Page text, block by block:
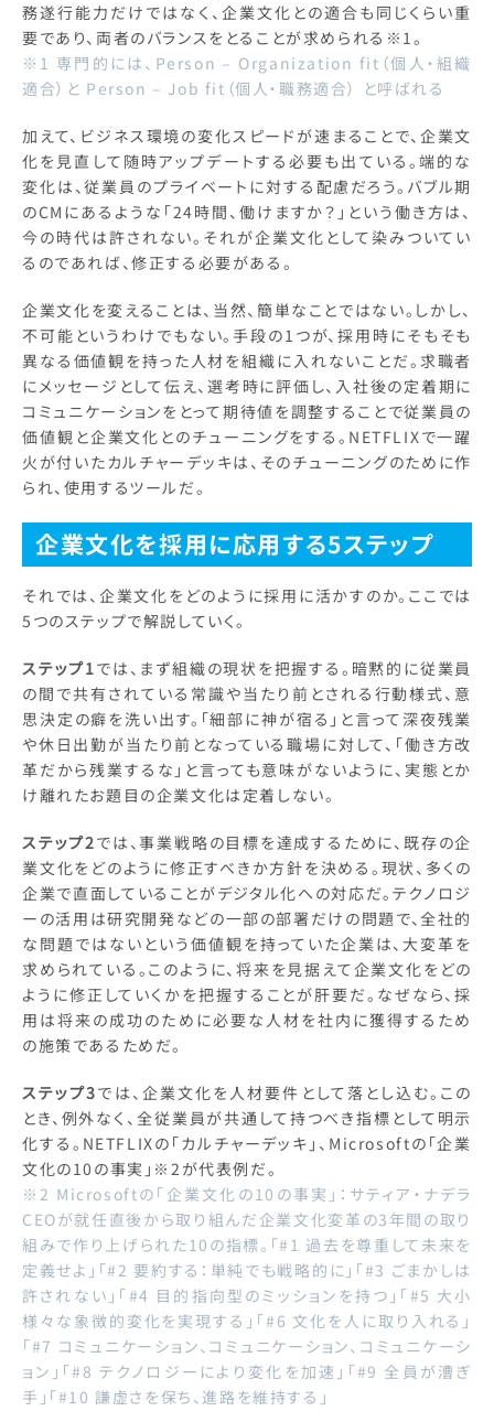
務遂行能力だけではなく、企業文化との適合も同じくらい重
要であり、両者のバランスをとることが求められる※1。
※1 専門的には、Person – Organization fit（個人・組織
適合）と Person – Job fit（個人・職務適合） と呼ばれる
加えて、ビジネス環境の変化スピードが速まることで、企業文
化を見直して随時アップデートする必要も出ている。端的な
変化は、従業員のプライベートに対する配慮だろう。バブル期
のCMにあるような「24時間、働けますか？」という働き方は、
今の時代は許されない。それが企業文化として染みついてい
るのであれば、修正する必要がある。
企業文化を変えることは、当然、簡単なことではない。しかし、
不可能というわけでもない。手段の1つが、採用時にそもそも
異なる価値観を持った人材を組織に入れないことだ。求職者
にメッセージとして伝え、選考時に評価し、入社後の定着期に
コミュニケーションをとって期待値を調整することで従業員の
価値観と企業文化とのチューニングをする。NETFLIXで一躍
火が付いたカルチャーデッキは、そのチューニングのために作
られ、使用するツールだ。
企業文化を採用に応用する5ステップ
それでは、企業文化をどのように採用に活かすのか。ここでは
5つのステップで解説していく。
ステップ1では、まず組織の現状を把握する。暗黙的に従業員
の間で共有されている常識や当たり前とされる行動様式、意
思決定の癖を洗い出す。「細部に神が宿る」と言って深夜残業
や休日出勤が当たり前となっている職場に対して、「働き方改
革だから残業するな」と言っても意味がないように、実態とか
け離れたお題目の企業文化は定着しない。
ステップ2では、事業戦略の目標を達成するために、既存の企
業文化をどのように修正すべきか方針を決める。現状、多くの
企業で直面していることがデジタル化への対応だ。テクノロジ
ーの活用は研究開発などの一部の部署だけの問題で、全社的
な問題ではないという価値観を持っていた企業は、大変革を
求められている。このように、将来を見据えて企業文化をどの
ように修正していくかを把握することが肝要だ。なぜなら、採
用は将来の成功のために必要な人材を社内に獲得するため
の施策であるためだ。
ステップ3では、企業文化を人材要件として落とし込む。この
とき、例外なく、全従業員が共通して持つべき指標として明示
化する。NETFLIXの「カルチャーデッキ」、Microsoftの「企業
文化の10の事実」※2が代表例だ。
※2 Microsoftの「企業文化の10の事実」：サティア・ナデラ
CEOが就任直後から取り組んだ企業文化変革の3年間の取り
組みで作り上げられた10の指標。「#1 過去を尊重して未来を
定義せよ」「#2 要約する：単純でも戦略的に」「#3 ごまかしは
許されない」「#4 目的指向型のミッションを持つ」「#5 大小
様々な象徴的変化を実現する」「#6 文化を人に取り入れる」
「#7 コミュニケーション、コミュニケーション、コミュニケーシ
ョン」「#8 テクノロジーにより変化を加速」「#9 全員が漕ぎ
手」「#10 謙虚さを保ち、進路を維持する」